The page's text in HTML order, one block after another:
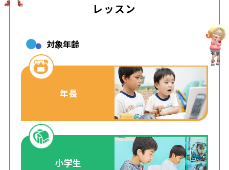
レッスン
対象年齢
年長
小学生